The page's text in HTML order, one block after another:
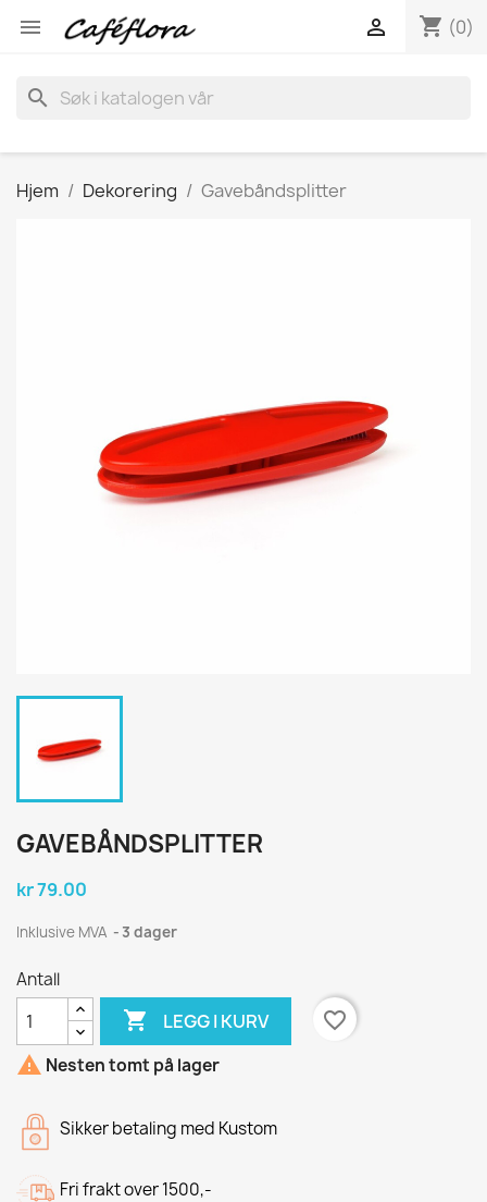
 shopping_cart (0)

search
Hjem Dekorering Gavebåndsplitter
GAVEBÅNDSPLITTER
kr 79.00
Inklusive MVA 3 dager
Antall
 LEGG I KURV
favorite_border
 Nesten tomt på lager
Sikker betaling med Kustom
Fri frakt over 1500,-